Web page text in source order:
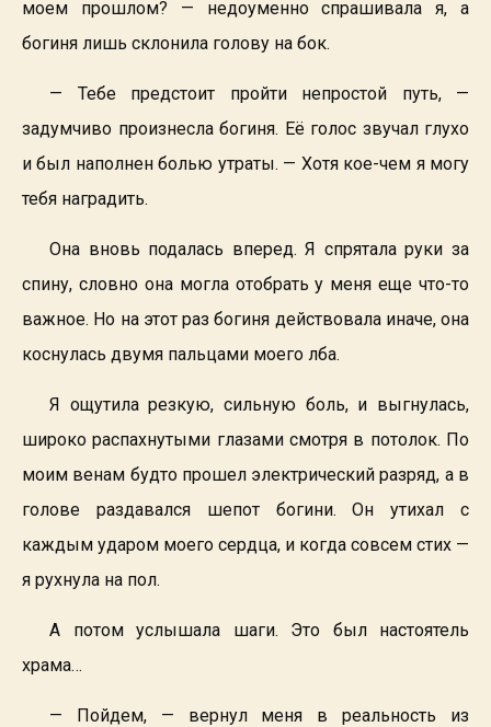
моем прошлом? — недоуменно спрашивала я, а
богиня лишь склонила голову на бок.
— Тебе предстоит пройти непростой путь, —
задумчиво произнесла богиня. Её голос звучал глухо
и был наполнен болью утраты. — Хотя кое-чем я могу
тебя наградить.
Она вновь подалась вперед. Я спрятала руки за
спину, словно она могла отобрать у меня еще что-то
важное. Но на этот раз богиня действовала иначе, она
коснулась двумя пальцами моего лба.
Я ощутила резкую, сильную боль, и выгнулась,
широко распахнутыми глазами смотря в потолок. По
моим венам будто прошел электрический разряд, а в
голове раздавался шепот богини. Он утихал с
каждым ударом моего сердца, и когда совсем стих —
я рухнула на пол.
А потом услышала шаги. Это был настоятель
храма…
— Пойдем, — вернул меня в реальность из